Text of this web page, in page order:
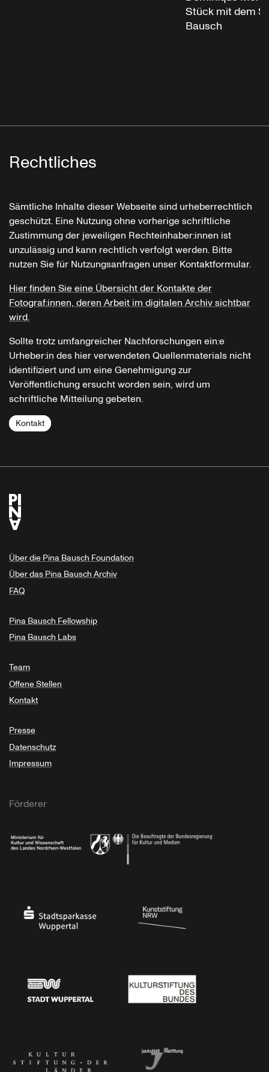
Stück mit dem
Bausch
Rechtliches
Sämtliche Inhalte dieser Webseite sind urheberrechtlich
geschützt. Eine Nutzung ohne vorherige schriftliche
Zustimmung der jeweiligen Rechteinhaber:innen ist
unzulässig und kann rechtlich verfolgt werden. Bitte
nutzen Sie für Nutzungsanfragen unser Kontaktformular.
Hier finden Sie eine Übersicht der Kontakte der
Fotograf:innen, deren Arbeit im digitalen Archiv sichtbar
wird.
Sollte trotz umfangreicher Nachforschungen ein:e
Urheber:in des hier verwendeten Quellenmaterials nicht
identifiziert und um eine Genehmigung zur
Veröffentlichung ersucht worden sein, wird um
schriftliche Mitteilung gebeten.
Kontakt
Über die Pina Bausch Foundation
Über das Pina Bausch Archiv
FAQ
Pina Bausch Fellowship
Pina Bausch Labs
Team
Offene Stellen
Kontakt
Presse
Datenschutz
Impressum
Förderer